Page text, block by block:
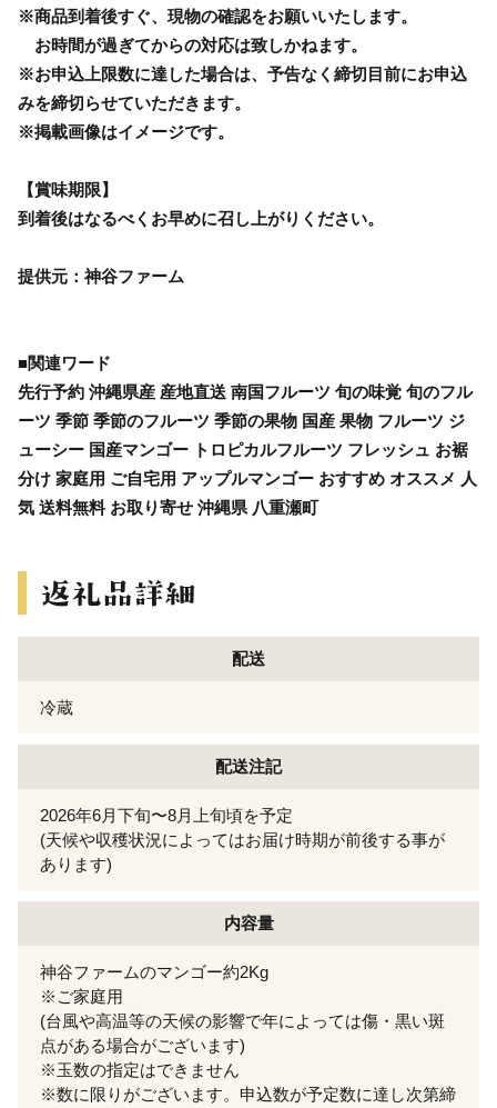
※商品到着後すぐ、現物の確認をお願いいたします。
お時間が過ぎてからの対応は致しかねます。
※お申込上限数に達した場合は、予告なく締切目前にお申込
みを締切らせていただきます。
※掲載画像はイメージです。
【賞味期限】
到着後はなるべくお早めに召し上がりください。
提供元：神谷ファーム
■関連ワード
先行予約 沖縄県産 産地直送 南国フルーツ 旬の味覚 旬のフル
ーツ 季節 季節のフルーツ 季節の果物 国産 果物 フルーツ ジ
ューシー 国産マンゴー トロピカルフルーツ フレッシュ お裾
分け 家庭用 ご自宅用 アップルマンゴー おすすめ オススメ 人
気 送料無料 お取り寄せ 沖縄県 八重瀬町
配送
冷蔵
配送注記
2026年6月下旬〜8月上旬頃を予定
(天候や収穫状況によってはお届け時期が前後する事が
あります)
内容量
神谷ファームのマンゴー約2Kg
※ご家庭用
(台風や高温等の天候の影響で年によっては傷・黒い斑
点がある場合がございます)
※玉数の指定はできません
※数に限りがございます。申込数が予定数に達し次第締